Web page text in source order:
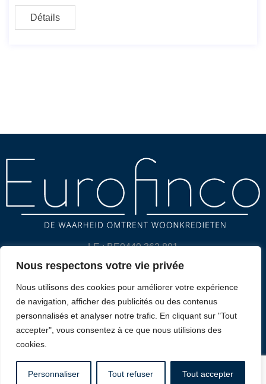
Nous respectons votre vie privée
Nous utilisons des cookies pour améliorer votre expérience
de navigation, afficher des publicités ou des contenus
personnalisés et analyser notre trafic. En cliquant sur "Tout
accepter", vous consentez à ce que nous utilisions des
cookies.
Personnaliser Tout refuser Tout accepter
Détails
LE : BE0449.362.891
POLITIQUE DE CONFIDENTIALITÉ ET CLAUSE DE NON-
RESPONSABILITÉ
2025 Eurofinco. Tous droits réservés. Créé parExpertmedia